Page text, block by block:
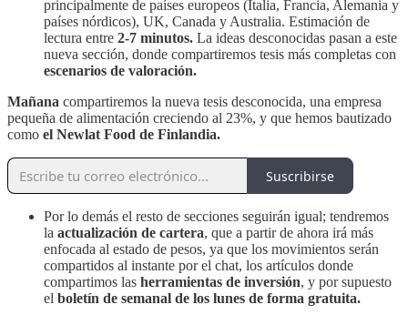
principalmente de países europeos (Italia, Francia, Alemania y
países nórdicos), UK, Canada y Australia. Estimación de
lectura entre 2-7 minutos. La ideas desconocidas pasan a este
nueva sección, donde compartiremos tesis más completas con
escenarios de valoración.
Mañana compartiremos la nueva tesis desconocida, una empresa
pequeña de alimentación creciendo al 23%, y que hemos bautizado
como el Newlat Food de Finlandia.
Suscribirse
Por lo demás el resto de secciones seguirán igual; tendremos
la actualización de cartera, que a partir de ahora irá más
enfocada al estado de pesos, ya que los movimientos serán
compartidos al instante por el chat, los artículos donde
compartimos las herramientas de inversión, y por supuesto
el boletín de semanal de los lunes de forma gratuita.